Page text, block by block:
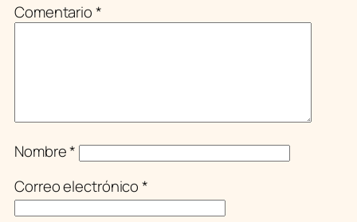
Comentario*
Nombre*
Correo electrónico*